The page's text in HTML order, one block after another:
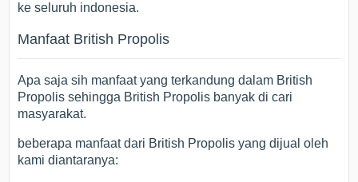
ke seluruh indonesia.
Manfaat British Propolis
Apa saja sih manfaat yang terkandung dalam British
Propolis sehingga British Propolis banyak di cari
masyarakat.
beberapa manfaat dari British Propolis yang dijual oleh
kami diantaranya: